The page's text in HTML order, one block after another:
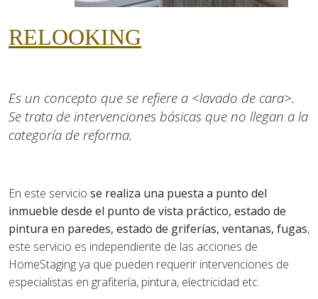
RELOOKING
Es un concepto que se refiere a <lavado de cara>.
Se trata de intervenciones básicas que no llegan a la
categoría de reforma.
En este servicio se realiza una puesta a punto del
inmueble desde el punto de vista práctico, estado de
pintura en paredes, estado de griferías, ventanas, fugas,
este servicio es independiente de las acciones de
HomeStaging ya que pueden requerir intervenciones de
especialistas en grafitería, pintura, electricidad etc.